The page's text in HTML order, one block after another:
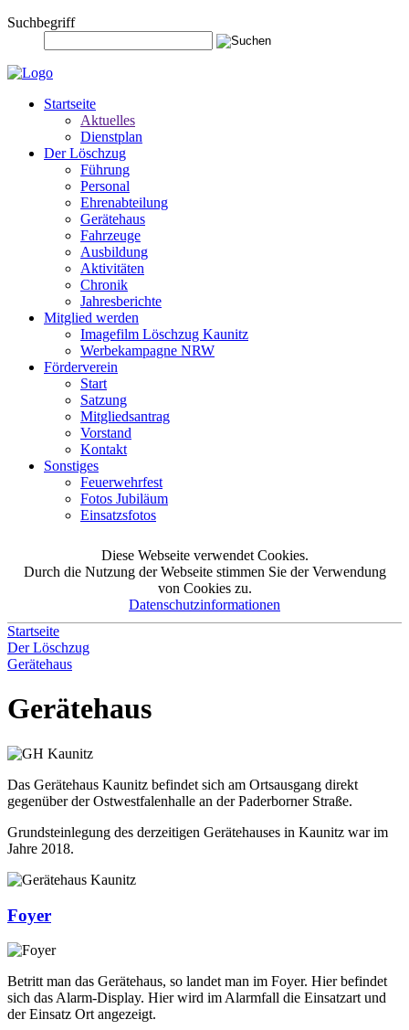
Suchbegriff
Startseite
Aktuelles
Dienstplan
Der Löschzug
Führung
Personal
Ehrenabteilung
Gerätehaus
Fahrzeuge
Ausbildung
Aktivitäten
Chronik
Jahresberichte
Mitglied werden
Imagefilm Löschzug Kaunitz
Werbekampagne NRW
Förderverein
Start
Satzung
Mitgliedsantrag
Vorstand
Kontakt
Sonstiges
Feuerwehrfest
Fotos Jubiläum
Einsatzsfotos
Diese Webseite verwendet Cookies.
Durch die Nutzung der Webseite stimmen Sie der Verwendung
von Cookies zu.
Datenschutzinformationen
Startseite
Der Löschzug
Gerätehaus
Gerätehaus
Das Gerätehaus Kaunitz befindet sich am Ortsausgang direkt
gegenüber der Ostwestfalenhalle an der Paderborner Straße.
Grundsteinlegung des derzeitigen Gerätehauses in Kaunitz war im
Jahre 2018.
Foyer
Betritt man das Gerätehaus, so landet man im Foyer. Hier befindet
sich das Alarm-Display. Hier wird im Alarmfall die Einsatzart und
der Einsatz Ort angezeigt.